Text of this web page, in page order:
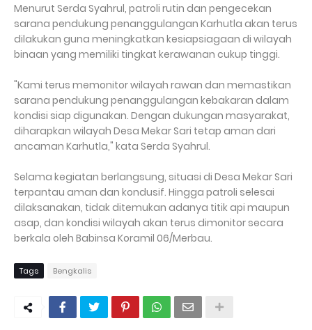
Menurut Serda Syahrul, patroli rutin dan pengecekan
sarana pendukung penanggulangan Karhutla akan terus
dilakukan guna meningkatkan kesiapsiagaan di wilayah
binaan yang memiliki tingkat kerawanan cukup tinggi.
"Kami terus memonitor wilayah rawan dan memastikan
sarana pendukung penanggulangan kebakaran dalam
kondisi siap digunakan. Dengan dukungan masyarakat,
diharapkan wilayah Desa Mekar Sari tetap aman dari
ancaman Karhutla," kata Serda Syahrul.
Selama kegiatan berlangsung, situasi di Desa Mekar Sari
terpantau aman dan kondusif. Hingga patroli selesai
dilaksanakan, tidak ditemukan adanya titik api maupun
asap, dan kondisi wilayah akan terus dimonitor secara
berkala oleh Babinsa Koramil 06/Merbau.
Tags Bengkalis